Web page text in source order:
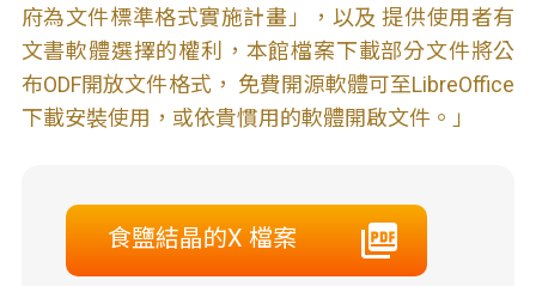
府為文件標準格式實施計畫」，以及 提供使用者有
文書軟體選擇的權利，本館檔案下載部分文件將公
布ODF開放文件格式， 免費開源軟體可至LibreOffice
下載安裝使用，或依貴慣用的軟體開啟文件。」
食鹽結晶的X 檔案